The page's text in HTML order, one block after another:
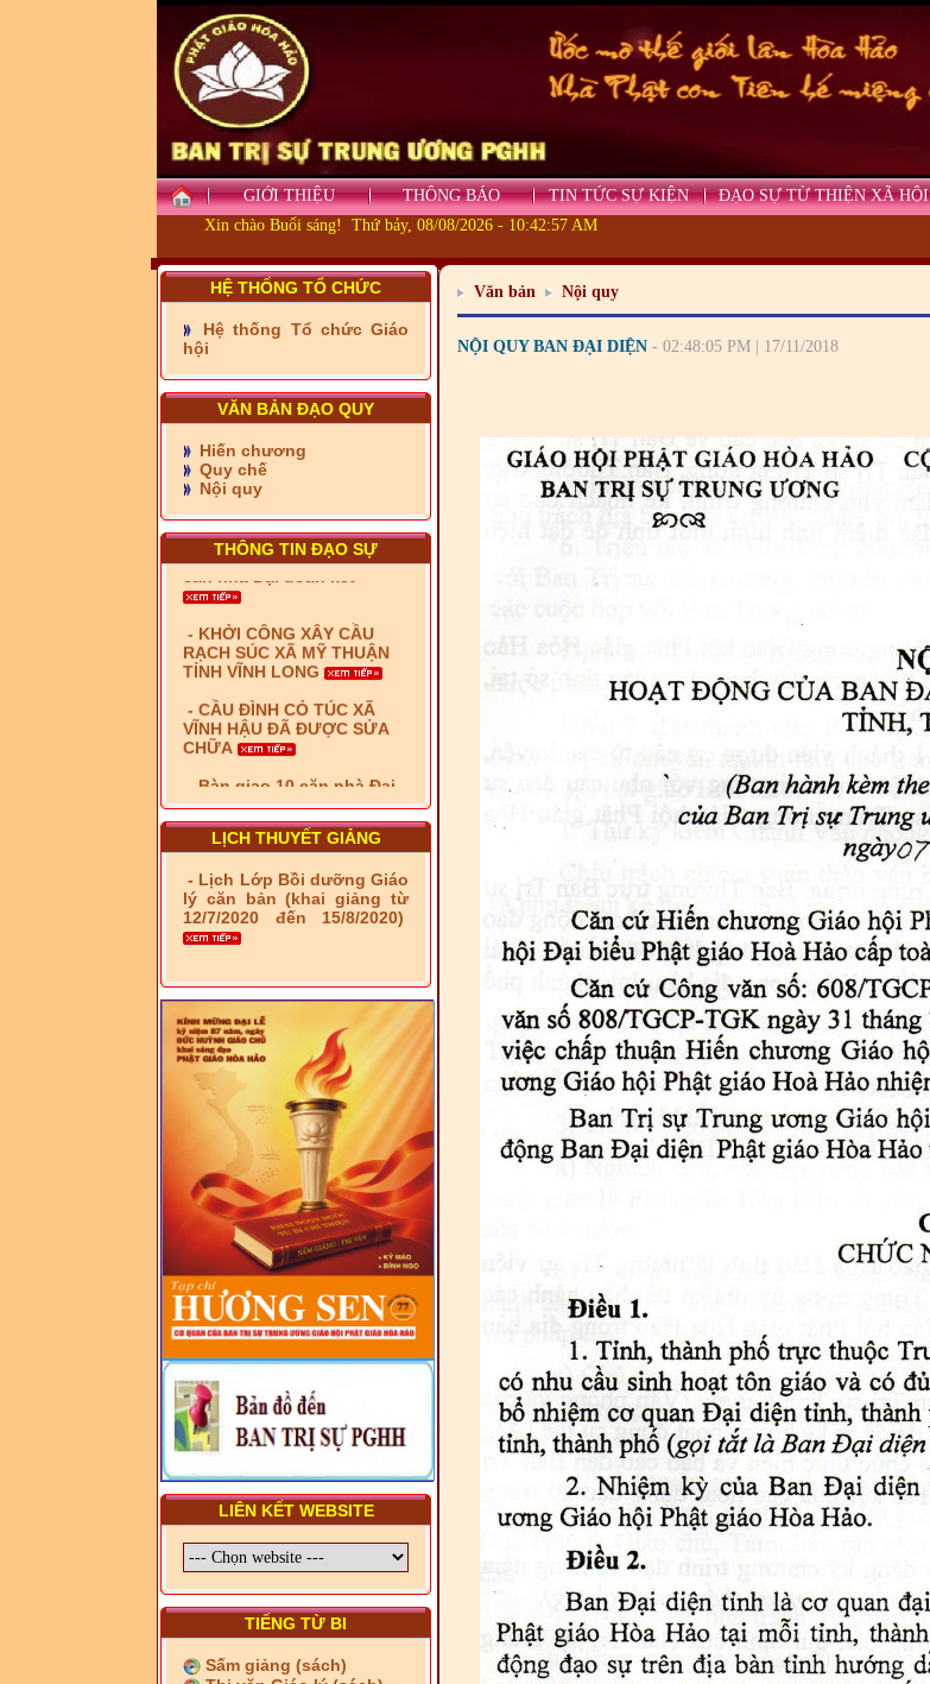
GIỚI THIỆU THÔNG BÁO TIN TỨC SỰ KIỆN ĐẠO SỰ TỪ THIỆN XÃ HỘI
Xin chào Buổi sáng! Thứ bảy, 08/08/2026 - 10:42:59 AM
HỆ THỐNG TỔ CHỨC
Hệ thống Tổ chức Giáo
hội
VĂN BẢN ĐẠO QUY
Hiến chương
Quy chế
Nội quy
THÔNG TIN ĐẠO SỰ
nguyện vùng biên
- BAN TRỊ SỰ XÃ ĐẠI
PHƯỚC TỈNH ĐỒNG NAI
TIẾP SỨC ĐẾN TRƯỜNG
- Xã Châu Phú khánh
thành cầu Kênh 7 - Nam
kênh Quốc Gia
- Xã Phú Lâm bàn giao 9
căn nhà Đại đoàn kết
- KHỞI CÔNG XÂY CẦU
TỈNH VĨNH LONG
- CẦU ĐÌNH CỎ TÚC XÃ
VĨNH HẬU ĐÃ ĐƯỢC SỬA
CHỮA
- Bàn giao 10 căn nhà Đại
đoàn kết cho hộ có hoàn
cảnh khó khăn tại xã Tây
- LỄ RA QUÂN DẬM VÁ,
SỬA CHỮA LỘ GIAO
THÔNG NÔNG THÔN (XÃ
PHÚ THỌ)
- LỚP TẬP HUẤN LỊCH SỬ,
PHÁP LUẬT VIỆT NAM VÀ
HIẾN CHƯƠNG GIÁO HỘI
TRUNG ƯƠNG, BAN ĐẠI
DIỆN TỈNH VÀ GIÁO LÝ
VIÊN - CHUYÊN ĐỀ: NHỮNG
VẤN ĐỀ CHUNG VỀ PHÁP
LUẬT VÀ HỆ THỐNG PHÁP
LUẬT VIỆT NAM
- LỚP TẬP HUẤN LỊCH SỬ,
PHÁP LUẬT VIỆT NAM VÀ
HIẾN CHƯƠNG GIÁO HỘI
PGHH NHIỆM KỲ VI (2024-
2029) CHO TRỊ SỰ VIÊN
TRUNG ƯƠNG, BAN ĐẠI
DIỆN TỈNH VÀ GIÁO LÝ
VIÊN - CHUYÊN ĐỀ: SỰ RA
ĐỜI, BẢN CHẤT, CHỨC
NĂNG VÀ HÌNH THỨC CỦA
NƯỚC CHXHCN VIỆT NAM
LỊCH THUYẾT GIẢNG
- Lịch Lớp Bồi dưỡng Giáo
lý căn bản (khai giảng từ
12/7/2020 đến 15/8/2020)
LIÊN KẾT WEBSITE
TIẾNG TỪ BI
Sấm giảng (sách)
Văn bản Nội quy
NỘI QUY BAN ĐẠI DIỆN - 02:48:05 PM | 17/11/2018